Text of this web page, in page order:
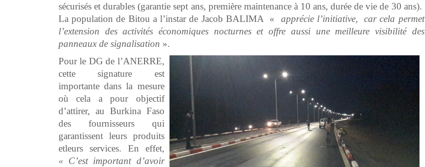
sécurisés et durables (garantie sept ans, première maintenance à 10 ans, durée de vie de 30 ans).
La population de Bitou a l’instar de Jacob BALIMA « apprécie l’initiative, car cela permet
l’extension des activités économiques nocturnes et offre aussi une meilleure visibilité des
panneaux de signalisation ».
Pour le DG de l’ANERRE,
cette signature est
importante dans la mesure
où cela a pour objectif
d’attirer, au Burkina Faso
des fournisseurs qui
garantissent leurs produits
etleurs services. En effet,
« C’est important d’avoir